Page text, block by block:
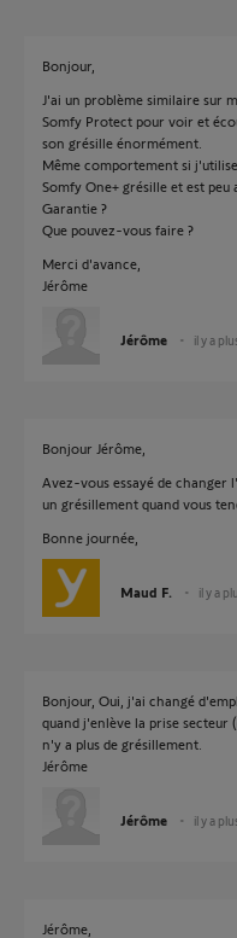
Bonjour,
J'ai un problème similaire sur
Somfy Protect pour voir et
son grésille énormément.
Même comportement si
Somfy One+ grésille et est peu
Garantie ?
Que pouvez-vous faire ?
Merci d'avance,
Jérôme
Jérôme il y a
Bonjour Jérôme,
Avez-vous essayé de changer
un grésillement quand vous
Bonne journée,
Maud F. il y a
Bonjour, Oui, j'ai changé
quand j'enlève la prise secteur
n'y a plus de grésillement.
Jérôme
Jérôme il y a
Jérôme,